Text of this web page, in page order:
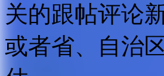
关的跟帖评论
或者省、自治